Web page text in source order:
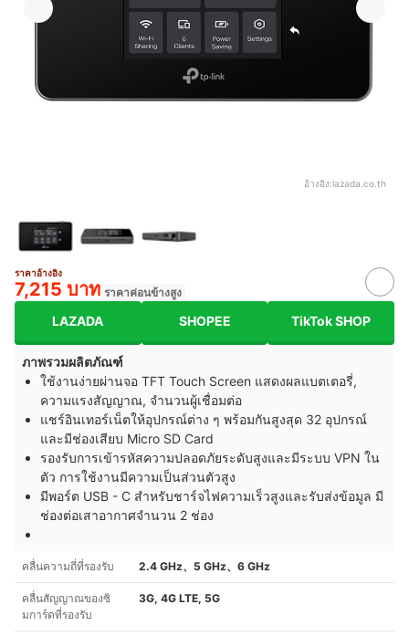
อ้างอิง:lazada.co.th
ราคาอ้างอิง
7,215 บาท ราคาค่อนข้างสูง
LAZADA SHOPEE TikTok SHOP
ภาพรวมผลิตภัณฑ์
ใช้งานง่ายผ่านจอ TFT Touch Screen แสดงผลแบตเตอรี่,
ความแรงสัญญาณ, จำนวนผู้เชื่อมต่อ
แชร์อินเทอร์เน็ตให้อุปกรณ์ต่าง ๆ พร้อมกันสูงสุด 32 อุปกรณ์
และมีช่องเสียบ Micro SD Card
รองรับการเข้ารหัสความปลอดภัยระดับสูงและมีระบบ VPN ใน
ตัว การใช้งานมีความเป็นส่วนตัวสูง
มีพอร์ต USB - C สำหรับชาร์จไฟความเร็วสูงและรับส่งข้อมูล มี
ช่องต่อเสาอากาศจำนวน 2 ช่อง
คลื่นความถี่ที่รองรับ 2.4 GHz、5 GHz、6 GHz
คลื่นสัญญาณของซิ
มการ์ดที่รองรับ
3G, 4G LTE, 5G